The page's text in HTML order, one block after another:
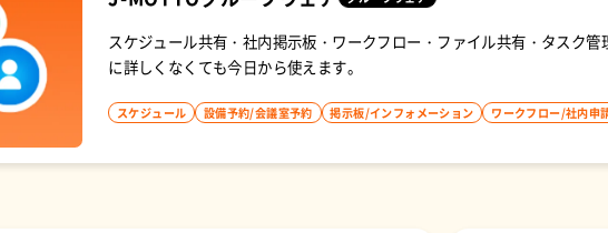
スケジュール共有・社内掲示板・ワークフロー・ファイル共有・タスク
に詳しくなくても今日から使えます。
スケジュール 設備予約/会議室予約 掲示板/インフォメーション ワークフロー/社内申